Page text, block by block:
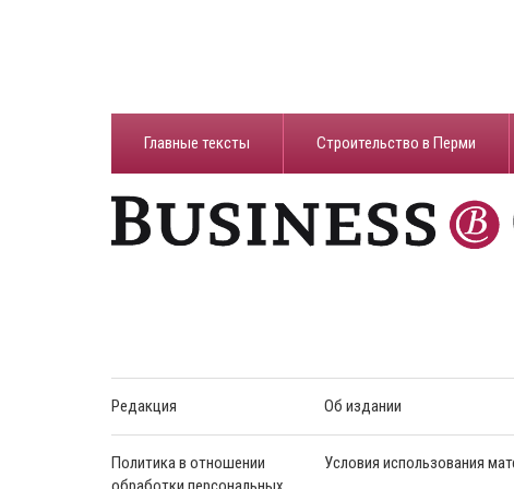
Главные тексты Строительство в Перми
Редакция Об издании
Политика в отношении
Условия использования